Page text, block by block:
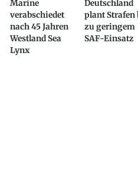
Marine
verabschiedet
nach 45 Jahren
Westland Sea
Lynx
Deutschland
plant Strafen
zu geringem
SAF-Einsatz